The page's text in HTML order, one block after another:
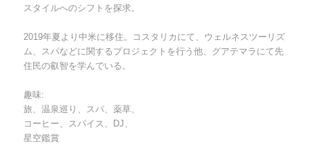
スタイルへのシフトを探求。
2019年夏より中米に移住。コスタリカにて、ウェルネスツーリズ
ム、スパなどに関するプロジェクトを行う他、グアテマラにて先
住民の叡智を学んでいる。
趣味:
旅、温泉巡り、スパ、薬草、
コーヒー、スパイス、DJ、
星空鑑賞